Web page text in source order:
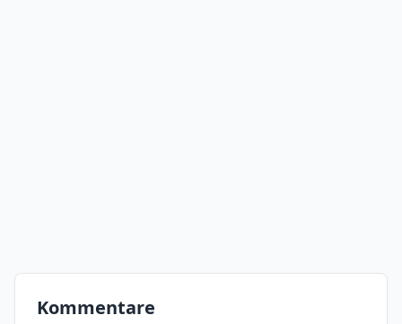
Kommentare